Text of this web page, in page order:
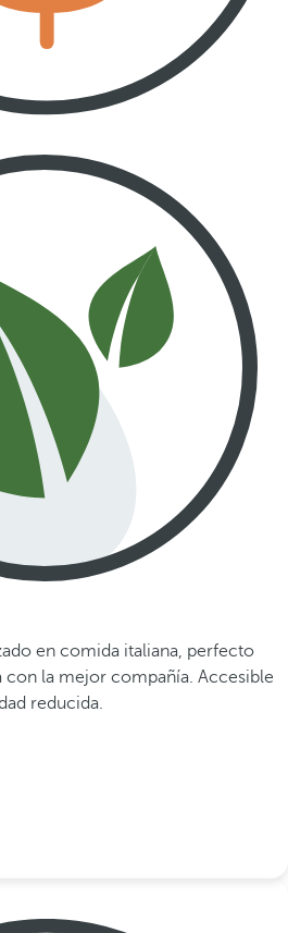
en comida italiana, perfecto
con la mejor compañía. Accesible
reducida.